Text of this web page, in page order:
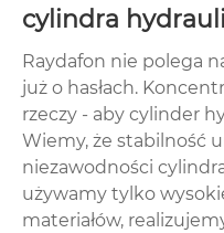
cylindra
Raydafon nie polega
już o hasłach.
rzeczy - aby cylinder
Wiemy, że stabilność
niezawodności
używamy tylko
materiałów,